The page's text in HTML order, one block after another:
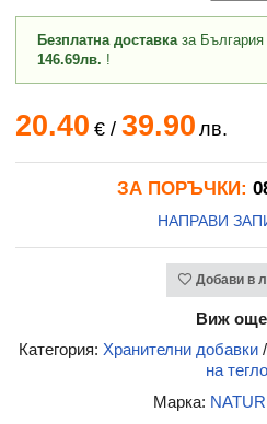
Безплатна доставказа България
146.69лв. !
20.40 €/ 39.90 лв.
ЗА ПОРЪЧКИ:
НАПРАВИ
Добави в
Виж още
Категория: Хранителни добавки /
на
Марка: